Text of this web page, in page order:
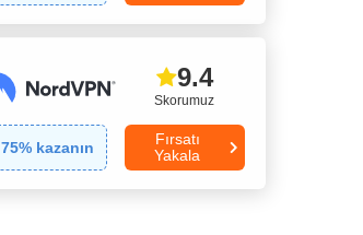
Skorumuz
9.4
75% kazanın
Fırsatı
Yakala